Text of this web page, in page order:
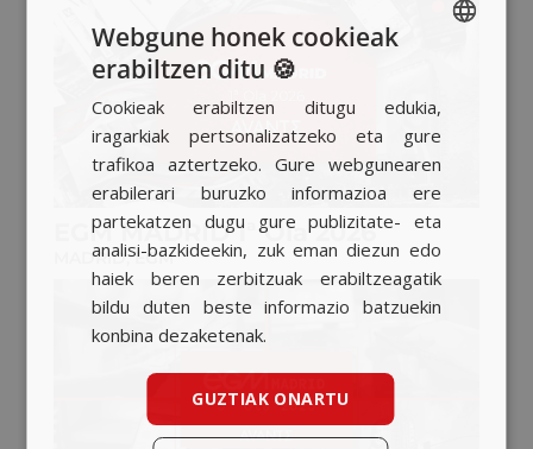
EGM MADRID 1ª Ola 2026
MADRID,EGM
BASQUE
CATALAN
ENGLISH
Webgune honek cookieak
erabiltzen ditu 🍪
Cookieak erabiltzen ditugu edukia,
iragarkiak pertsonalizatzeko eta gure
trafikoa aztertzeko. Gure webgunearen
erabilerari buruzko informazioa ere
partekatzen dugu gure publizitate- eta
analisi-bazkideekin, zuk eman diezun edo
haiek beren zerbitzuak erabiltzeagatik
bildu duten beste informazio batzuekin
konbina dezaketenak.
GUZTIAK ONARTU